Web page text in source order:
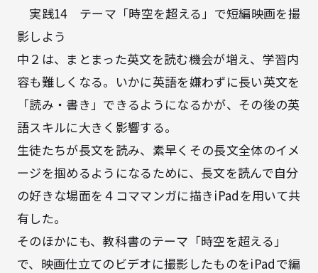
実践14 テーマ「時空を超える」で短編映画を撮
影しよう
中２は、まとまった英文を読む機会が増え、学習内
容も難しくなる。いかに英語を嫌わずに長い英文を
「読み・書き」できるようになるかが、その後の英
語スキルに大きく影響する。
生徒たちが長文を読み、素早くその長文全体のイメ
ージを掴めるようになるために、長文を読んで自分
の好きな場面を４コママンガに描きiPadを用いて共
有した。
そのほかにも、教科書のテーマ「時空を超える」
で、映画仕立てのビデオに撮影したものをiPadで編